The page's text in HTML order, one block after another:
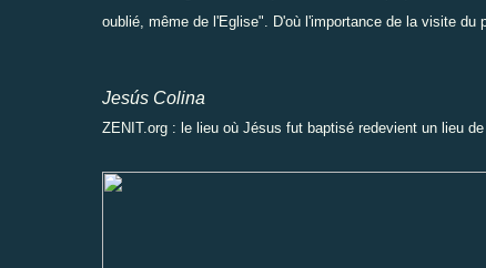
oublié, même de l'Eglise". D'où l'importance de la visite du
Jesús Colina
ZENIT.org : le lieu où Jésus fut baptisé redevient un lieu